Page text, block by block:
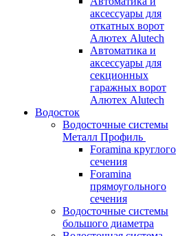
аксессуары для
откатных ворот
Алютех Alutech
Автоматика и
аксессуары для
секционных
гаражных ворот
Алютех Alutech
Водосток
Водосточные системы
Металл Профиль
Foramina круглого
сечения
Foramina
прямоугольного
сечения
Водосточные системы
большого диаметра